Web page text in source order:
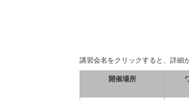
講習会名をクリックすると、詳細
開催場所